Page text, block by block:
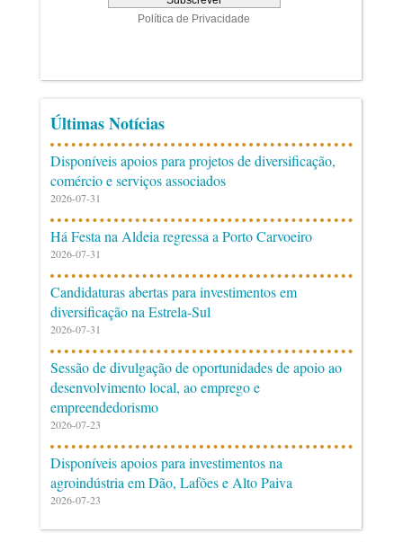
Últimas Notícias
Disponíveis apoios para projetos de diversificação,
comércio e serviços associados
2026-07-31
Há Festa na Aldeia regressa a Porto Carvoeiro
2026-07-31
Candidaturas abertas para investimentos em
diversificação na Estrela-Sul
2026-07-31
Sessão de divulgação de oportunidades de apoio ao
desenvolvimento local, ao emprego e
empreendedorismo
2026-07-23
Disponíveis apoios para investimentos na
agroindústria em Dão, Lafões e Alto Paiva
2026-07-23